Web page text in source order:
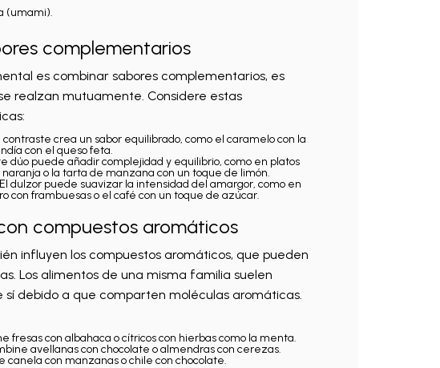
(umami).
complementarios
es combinar sabores complementarios, es
realzan mutuamente. Considere estas
contraste crea un sabor equilibrado, como el caramelo con la
con el queso feta.
dúo puede añadir complejidad y equilibrio, como en platos
naranja o la tarta de manzana con un toque de limón.
dulzor puede suavizar la intensidad del amargor, como en
con frambuesas o el café con un toque de azúcar.
compuestos aromáticos
influyen los compuestos aromáticos, que pueden
Los alimentos de una misma familia suelen
sí debido a que comparten moléculas aromáticas.
fresas con albahaca o cítricos con hierbas como la menta.
avellanas con chocolate o almendras con cerezas.
canela con manzanas o chile con chocolate.